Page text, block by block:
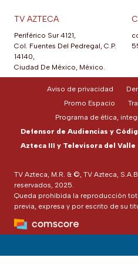
TV AZTECA
Periférico Sur 4121,
Col. Fuentes Del Pedregal, C.P.
14140,
Ciudad De México, México.
TV Azteca, M.R. & ©, TV Azteca,
reservados, 2025.
Queda prohibida la reproducción
previa, expresa y por escrito de su
Aviso de privacidad
Promo Espacio
Programa de ética,
Defensor de Audiencias y
Azteca III y Televisora del Valle